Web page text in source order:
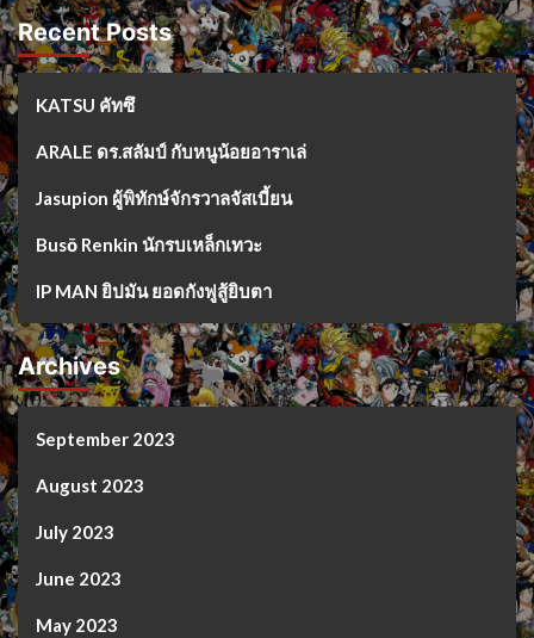
Recent Posts
KATSU คัทซึ
ARALE ดร.สลัมป์ กับหนูน้อยอาราเล่
Jasupion ผู้พิทักษ์จักรวาลจัสเบี้ยน
Busō Renkin นักรบเหล็กเทวะ
IP MAN ยิปมัน ยอดกังฟูสู้ยิบตา
Archives
September 2023
August 2023
July 2023
June 2023
May 2023